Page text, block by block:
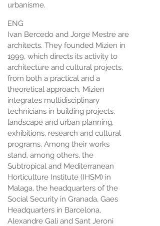
ENG
Ivan Bercedo and Jorge Mestre are
architects. They founded Mizien in
1999, which directs its activity to
architecture and cultural projects,
from both a practical and a
theoretical approach. Mizien
integrates multidisciplinary
technicians in building projects,
landscape and urban planning,
exhibitions, research and cultural
programs. Among their works
stand, among others, the
Subtropical and Mediterranean
Horticulture Institute (IHSM) in
Malaga, the headquarters of the
Social Security in Granada, Gaes
Headquarters in Barcelona,
Alexandre Galí and Sant Jeroni
urbanisme.